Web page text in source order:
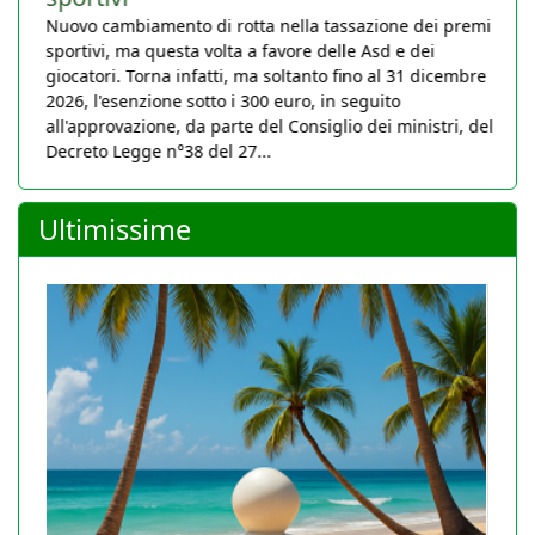
Nuovo cambiamento di rotta nella tassazione dei premi
sportivi, ma questa volta a favore delle Asd e dei
giocatori. Torna infatti, ma soltanto fino al 31 dicembre
2026, l'esenzione sotto i 300 euro, in seguito
all'approvazione, da parte del Consiglio dei ministri, del
Decreto Legge n°38 del 27...
Ultimissime